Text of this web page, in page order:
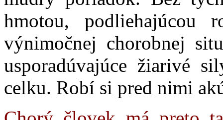
hmotou, podliehajúcou
výnimočnej chorobnej
usporadúvajúce žiarivé
celku. Robí si pred nimi